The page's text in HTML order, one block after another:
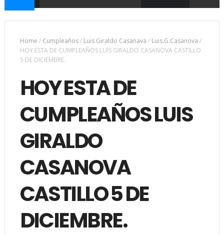
Home / Cumpleaños/ Luis Giraldo Casanava / Luis.G.Casanova /
HOY ESTA DE CUMPLEAÑOS LUIS GIRALDO CASANOVA CASTILLO
5 DE DICIEMBRE.
HOY ESTA DE
CUMPLEAÑOS LUIS
GIRALDO
CASANOVA
CASTILLO 5 DE
DICIEMBRE.